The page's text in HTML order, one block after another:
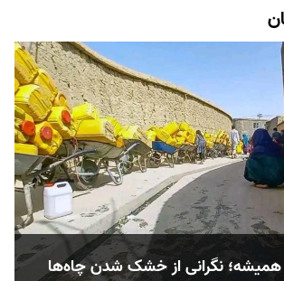
همیشه؛ نگرانی از خشک‌ شدن چاه‌ها